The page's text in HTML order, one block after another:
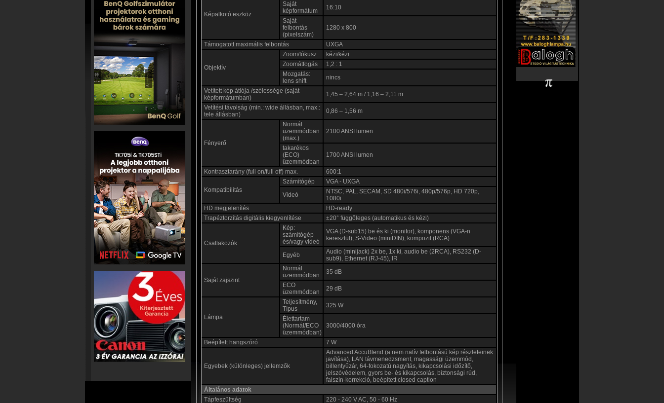
Képalkotó eszköz
Saját
képformátum
16:10
Saját
felbontás
(pixelszám)
1280 x 800
Támogatott maximális felbontás UXGA
Objektív
Zoom/fókusz
kézi/kézi
Zoomátfogás
1,2 : 1
Mozgatás:
lens shift
nincs
Vetített kép átlója /szélessége (saját
képformátumban)
1,45 – 2,64 m / 1,16 – 2,11 m
Vetítési távolság (min.: wide állásban, max.:
tele állásban)
0,86 – 1,56 m
Fényerő
Normál
üzemmódban
(max.)
2100 ANSI lumen
takarékos
(ECO)
üzemmódban
1700 ANSI lumen
Kontrasztarány (full on/full off) max. 600:1
Kompatibilitás
Számítógép
VGA - UXGA
Videó
NTSC, PAL, SECAM, SD 480i/576i, 480p/576p, HD 720p,
1080i
HD megjelenítés
HD-ready
Trapéztorzítás digitális kiegyenlítése
±20° függőleges (automatikus és kézi)
Csatlakozók
Kép:
számítógép
és/vagy videó
VGA (D-sub15) be és ki (monitor), komponens (VGA-n
keresztül), S-Video (miniDIN), kompozit (RCA)
Egyéb
Audio (minijack) 2x be, 1x ki, audio be (2RCA), RS232 (D-
sub9), Ethernet (RJ-45), IR
Saját zajszint
Normál
üzemmódban
35 dB
ECO
üzemmódban
29 dB
Lámpa
Teljesítmény,
Típus
325 W
Élettartam
(Normál/ECO
üzemmódban)
3000/4000 óra
Beépített hangszóró 7 W
Egyebek (különleges) jellemzők
Advanced AccuBlend (a nem natív felbontású kép részleteinek
javítása), LAN távmenedzsment, magassági üzemmód,
billentyűzár, 64-fokozatú nagyítás, kikapcsolási időzítő,
jelszóvédelem, gyors be- és kikapcsolás, biztonsági rúd,
falszín-korrekció, beépített closed caption
Általános adatok
Tápfeszültség
220 - 240 V AC, 50 - 60 Hz